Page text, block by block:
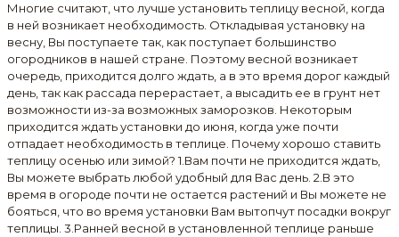
Многие считают, что лучше установить теплицу весной, когда
в ней возникает необходимость. Откладывая установку на
весну, Вы поступаете так, как поступает большинство
огородников в нашей стране. Поэтому весной возникает
очередь, приходится долго ждать, а в это время дорог каждый
день, так как рассада перерастает, а высадить ее в грунт нет
возможности из-за возможных заморозков. Некоторым
приходится ждать установки до июня, когда уже почти
отпадает необходимость в теплице. Почему хорошо ставить
теплицу осенью или зимой? 1.Вам почти не приходится ждать,
Вы можете выбрать любой удобный для Вас день. 2.В это
время в огороде почти не остается растений и Вы можете не
бояться, что во время установки Вам вытопчут посадки вокруг
теплицы. 3.Ранней весной в установленной теплице раньше